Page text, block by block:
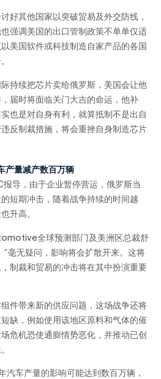
好其他国家以突破贸易及外交防线，
强调美国的出口管制政策不单单仅适
美国软件或科技制造自家产品的各国
持续把芯片卖给俄罗斯，美国会让他
届时将面临关门大吉的命运，他补
也是对自身有利，就算抵制不是出自
反制裁措施，将会重挫自身制造芯片
产量减产数百万辆
导，由于企业暂停营运，俄罗斯当
短期冲击，随着战争持续的时间越
升高。
全球预测部门及美洲区总裁舒
毫无疑问，影响将会扩散开来。这将
制裁和贸易的冲击将在其中扮演重要
件带来新的供应问题，这场战争还将
缺，例如使用该地区原料和气体的催
危机恐使通膨情势恶化，并推动已创
车产量的影响可能达到数百万辆，